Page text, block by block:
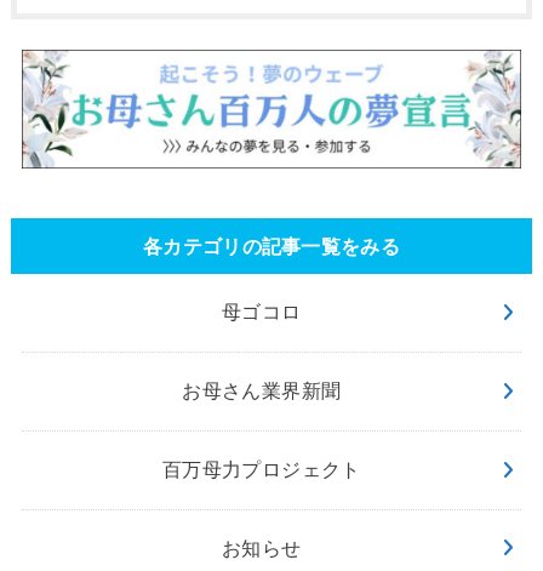
各カテゴリの記事一覧をみる
母ゴコロ
お母さん業界新聞
百万母力プロジェクト
お知らせ